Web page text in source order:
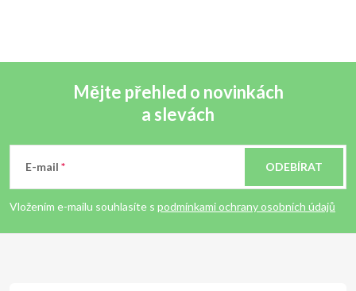
p
Mějte přehled o novinkách
a slevách
E-mail
Vložením e-mailu souhlasíte s podmínkami ochrany osobních údajů
ODEBÍRAT